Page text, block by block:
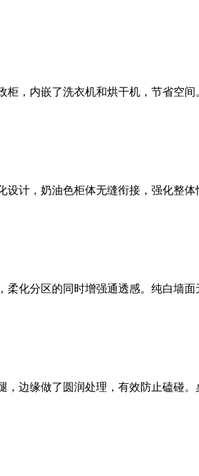
柜，内嵌了洗衣机和烘干机，节省空
设计，奶油色柜体无缝衔接，强化整
柔化分区的同时增强通透感。纯白墙
，边缘做了圆润处理，有效防止磕碰